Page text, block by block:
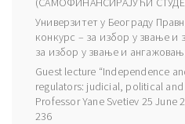
Универзитет у Београду
конкурс – за избор у звање и
за избор у звање и
Guest lecture “Independence
regulators: judicial, political and
Professor Yane Svetiev 25 June
236